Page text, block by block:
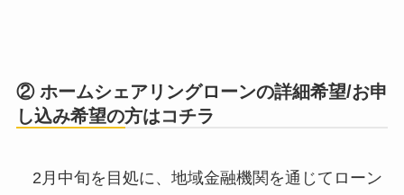
② ホームシェアリングローンの詳細希望/お申
し込み希望の方はコチラ
2月中旬を目処に、地域金融機関を通じてローン